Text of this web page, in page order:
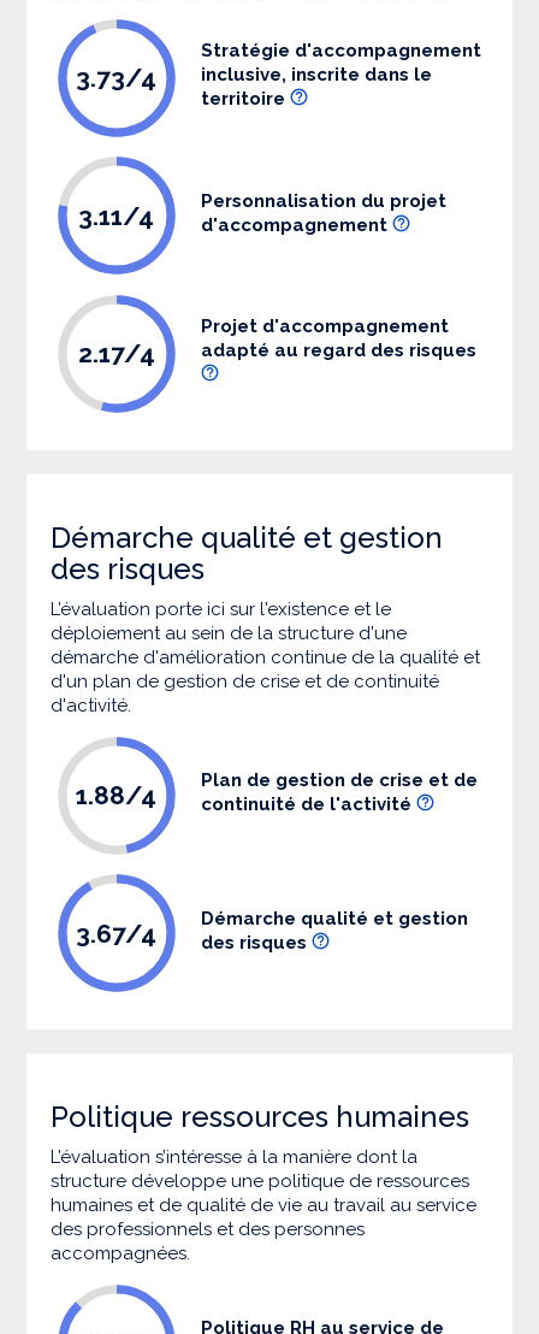
3.73/4
Stratégie d'accompagnement
inclusive, inscrite dans le
territoire
3.11/4
Personnalisation du projet
d'accompagnement
2.17/4
Projet d'accompagnement
adapté au regard des risques
Démarche qualité et gestion
des risques
L’évaluation porte ici sur l'existence et le
déploiement au sein de la structure d'une
démarche d'amélioration continue de la qualité et
d'un plan de gestion de crise et de continuité
d'activité.
1.88/4
Plan de gestion de crise et de
continuité de l'activité
3.67/4
Démarche qualité et gestion
des risques
Politique ressources humaines
L’évaluation s’intéresse à la manière dont la
structure développe une politique de ressources
humaines et de qualité de vie au travail au service
des professionnels et des personnes
accompagnées.
Politique RH au service de